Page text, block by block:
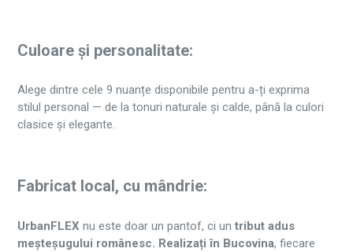
Culoare și personalitate:
Alege dintre cele 9 nuanțe disponibile pentru a-ți exprima
stilul personal — de la tonuri naturale și calde, până la culori
clasice și elegante.
Fabricat local, cu mândrie:
UrbanFLEX nu este doar un pantof, ci un tribut adus
meșteșugului românesc. Realizați în Bucovina, fiecare